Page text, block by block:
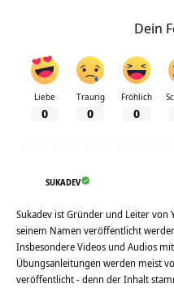
Dein
Liebe
0
Traurig
0
Fröhlich
0
SUKADEV
Sukadev ist Gründer und Leiter von
seinem Namen veröffentlicht
Insbesondere Videos und Audios
Übungsanleitungen werden meist
veröffentlicht - denn der Inhalt